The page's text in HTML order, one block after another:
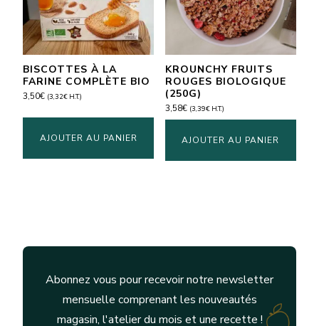
BISCOTTES À LA
FARINE COMPLÈTE BIO
3,50€ (3,32€ H.T.)
AJOUTER AU PANIER
KROUNCHY FRUITS
ROUGES BIOLOGIQUE
(250G)
3,58€ (3,39€H.T.)
AJOUTER AU PANIER
Abonnez vous pour recevoir notre newsletter
mensuelle comprenant les nouveautés
magasin, l'atelier du mois et une recette !